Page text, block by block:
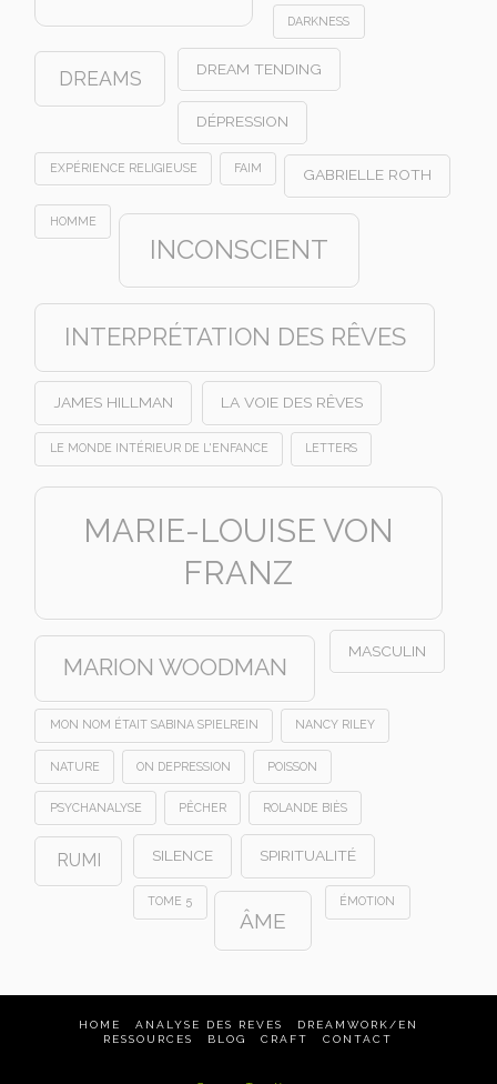
DARKNESS
DREAMS DREAM TENDING
DÉPRESSION
EXPÉRIENCE RELIGIEUSE FAIM GABRIELLE ROTH
HOMME
INCONSCIENT
INTERPRÉTATION DES RÊVES
JAMES HILLMAN LA VOIE DES RÊVES
LE MONDE INTÉRIEUR DE L'ENFANCE LETTERS
MARIE-LOUISE VON
FRANZ
MARION WOODMAN
MASCULIN
MON NOM ÉTAIT SABINA SPIELREIN NANCY RILEY
NATURE ON DEPRESSION POISSON
PSYCHANALYSE PÊCHER ROLANDE BIÈS
RUMI SILENCE SPIRITUALITÉ
TOME 5
ÂME
ÉMOTION
HOME ANALYSE DES REVES
DREAMWORK/EN
RESSOURCES
BLOG CRAFT CONTACT